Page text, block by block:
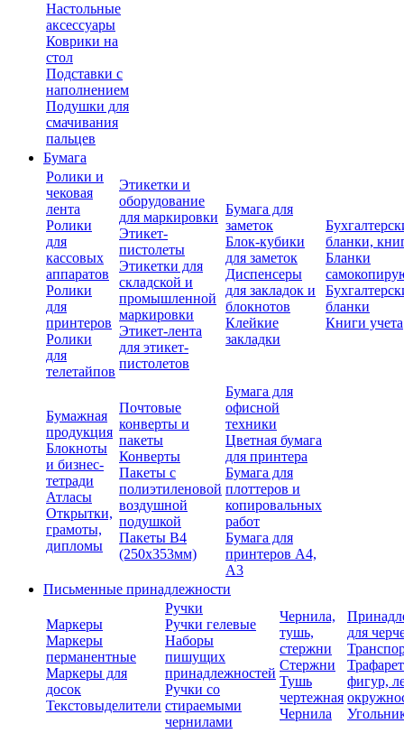
Настольные
аксессуары
Коврики на
стол
Подставки с
наполнением
Подушки для
смачивания
пальцев
Бумага
Ролики и
чековая
лента
Ролики
для
кассовых
аппаратов
Ролики
для
принтеров
Ролики
для
телетайпов
Этикетки и
оборудование
для маркировки
Этикет-
пистолеты
Этикетки для
складской и
промышленной
маркировки
Этикет-лента
для этикет-
пистолетов
Бумага для
заметок
Блок-кубики
для заметок
Диспенсеры
для закладок и
блокнотов
Клейкие
закладки
бланки,
Бланки
бланки
Книги учета
Бумажная
продукция
Блокноты
и бизнес-
тетради
Атласы
Открытки,
грамоты,
дипломы
Почтовые
конверты и
пакеты
Конверты
Пакеты с
полиэтиленовой
воздушной
подушкой
Пакеты В4
(250х353мм)
Бумага для
офисной
техники
Цветная бумага
для принтера
Бумага для
плоттеров и
копировальных
работ
Бумага для
принтеров А4,
А3
Письменные принадлежности
Маркеры
Маркеры
перманентные
Маркеры для
досок
Текстовыделители
Ручки
Ручки гелевые
Наборы
пишущих
принадлежностей
Ручки со
стираемыми
чернилами
Чернила,
тушь,
стержни
Стержни
Тушь
чертежная
Чернила
для
фигур,